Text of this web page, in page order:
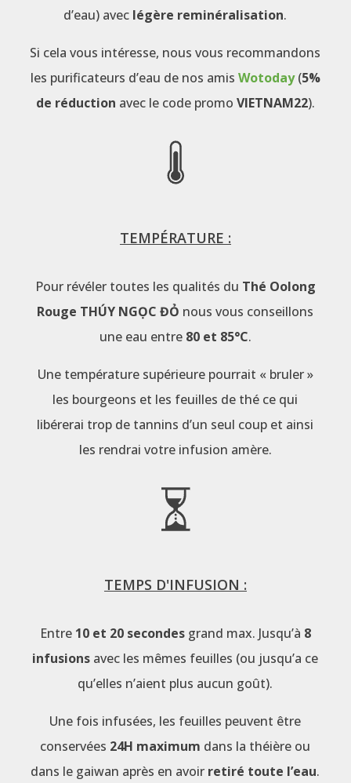
d’eau) avec légère reminéralisation.
Si cela vous intéresse, nous vous recommandons
les purificateurs d’eau de nos amis Wotoday(5%
de réduction avec le code promo VIETNAM22).
TEMPÉRATURE :
Pour révéler toutes les qualités du Thé Oolong
Rouge THÚY NGỌC ĐỎ nous vous conseillons
une eau entre 80 et 85°C.
Une température supérieure pourrait « bruler »
les bourgeons et les feuilles de thé ce qui
libérerai trop de tannins d’un seul coup et ainsi
les rendrai votre infusion amère.
TEMPS D'INFUSION :
Entre 10 et 20 secondesgrand max. Jusqu’à 8
infusions avec les mêmes feuilles (ou jusqu’a ce
qu’elles n’aient plus aucun goût).
Une fois infusées, les feuilles peuvent être
conservées 24H maximum dans la théière ou
dans le gaiwan après en avoir retiré toute l’eau.